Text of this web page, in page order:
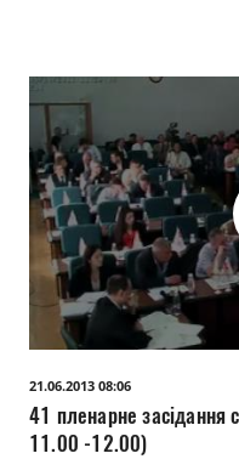
21.06.2013 08:06
41 пленарне засідання
11.00 -12.00)